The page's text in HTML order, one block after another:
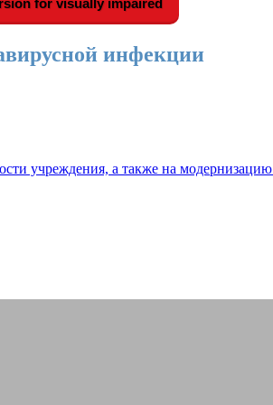
инфекции
учреждения, а также на
г.о. Тольятти